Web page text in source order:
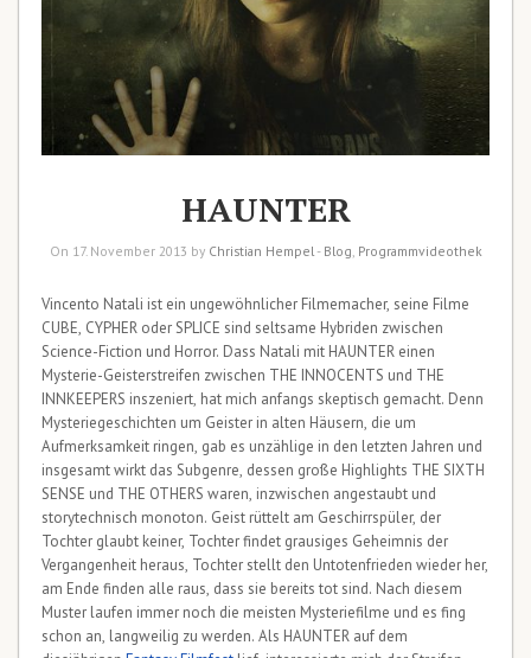
HAUNTER
On 17. November 2013 by Christian Hempel - Blog Programmvideothek
Vincento Natali ist ein ungewöhnlicher Filmemacher, seine Filme
CUBE, CYPHER oder SPLICE sind seltsame Hybriden zwischen
Science-Fiction und Horror. Dass Natali mit HAUNTER einen
Mysterie-Geisterstreifen zwischen THE INNOCENTS und THE
INNKEEPERS inszeniert, hat mich anfangs skeptisch gemacht. Denn
Mysteriegeschichten um Geister in alten Häusern, die um
Aufmerksamkeit ringen, gab es unzählige in den letzten Jahren und
insgesamt wirkt das Subgenre, dessen große Highlights THE SIXTH
SENSE und THE OTHERS waren, inzwischen angestaubt und
storytechnisch monoton. Geist rüttelt am Geschirrspüler, der
Tochter glaubt keiner, Tochter findet grausiges Geheimnis der
Vergangenheit heraus, Tochter stellt den Untotenfrieden wieder her,
am Ende finden alle raus, dass sie bereits tot sind. Nach diesem
Muster laufen immer noch die meisten Mysteriefilme und es fing
schon an, langweilig zu werden. Als HAUNTER auf dem